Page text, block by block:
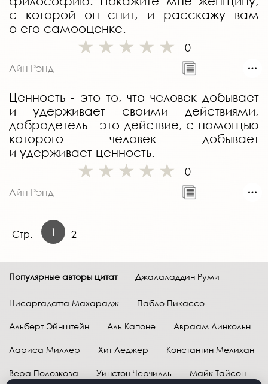
с которой он спит, и расскажу вам
о его самооценке.
0
Айн Рэнд
Ценность - это то, что человек добывает
и удерживает своими действиями,
добродетель - это действие, с помощью
которого человек добывает
и удерживает ценность.
0
Айн Рэнд
Стр. 1 2
Популярные авторы цитат Джалаладдин Руми
Нисаргадатта Махарадж Пабло Пикассо
Альберт Эйнштейн Аль Капоне Авраам Линкольн
Лариса Миллер Хит Леджер Константин Мелихан
Вера Полозкова Уинстон Черчилль Майк Тайсон